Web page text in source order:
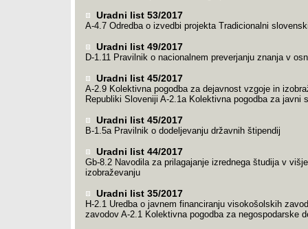
Uradni list 53/2017
A-4.7 Odredba o izvedbi projekta Tradicionalni
Uradni list 49/2017
D-1.11 Pravilnik o nacionalnem preverjanju znanja v
Uradni list 45/2017
A-2.9 Kolektivna pogodba za dejavnost vzgoje in
Republiki Sloveniji A-2.1a Kolektivna pogodba za javni
Uradni list 45/2017
B-1.5a Pravilnik o dodeljevanju državnih štipendij
Uradni list 44/2017
Gb-8.2 Navodila za prilagajanje izrednega študija v
izobraževanju
Uradni list 35/2017
H-2.1 Uredba o javnem financiranju visokošolskih
zavodov A-2.1 Kolektivna pogodba za negospodarske